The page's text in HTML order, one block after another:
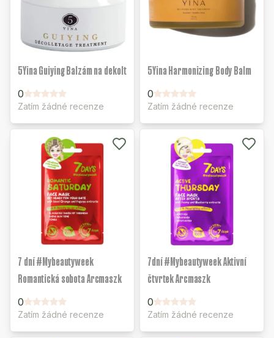
5Yina Guiying Balzám na dekolt
0
Zatím žádné recenze
5Yina Harmonizing Body Balm
0
Zatím žádné recenze
7 dní #Mybeautyweek
Romantická sobota Arcmaszk
0
Zatím žádné recenze
7dní #Mybeautyweek Aktivní
čtvrtek Arcmaszk
0
Zatím žádné recenze